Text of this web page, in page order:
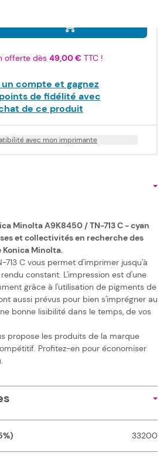
offerte dès 49,00 €TTC !
un compte et gagnez
points de fidélité avec
de ce produit
avec mon imprimante
Minolta A9K8450 / TN-713 C - cyan
et collectivités en recherche des
Minolta.
713 C vous permet d'imprimer jusqu'à
constant. L'impression est d'une
grâce à l'utilisation de pigments de
aussi prévus pour bien s'imprégner au
bonne lisibilité dans le temps, de vos
propose les produits de la marque
Profitez-en pour économiser
33200